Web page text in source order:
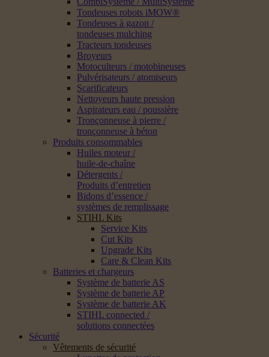
Tondeuses robots iMOW®
Tondeuses à gazon /
tondeuses mulching
Tracteurs tondeuses
Broyeurs
Motoculteurs / motobineuses
Pulvérisateurs / atomiseurs
Scarificateurs
Nettoyeurs haute pression
Aspirateurs eau / poussière
Tronçonneuse à pierre /
tronçonneuse à béton
Produits consommables
Huiles moteur /
huile-de-chaîne
Détergents /
Produits d’entretien
Bidons d’essence /
systèmes de remplissage
STIHL Kits
Service Kits
Cut Kits
Upgrade Kits
Care & Clean Kits
Batteries et chargeurs
Système de batterie AS
Système de batterie AP
Système de batterie AK
STIHL connected /
solutions connectées
Sécurité
Vêtements de sécurité